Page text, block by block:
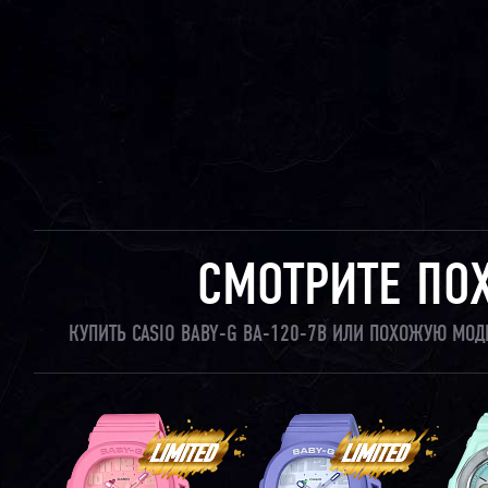
СМОТРИТЕ
КУПИТЬ CASIO BABY-G BA-120-7B ИЛИ ПОХОЖУЮ